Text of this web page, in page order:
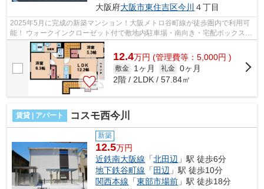
大阪府大阪市東住吉区今川 ４丁目
2025年5月に完成の新築マンション！大阪メトロ谷町線が徒歩圏内で利用可
能！ ウォークインクローゼット付で敷地内駐車場・南向き・宅配ボックス・
エアコン・ネット無料・追い焚き機能...
12.4万円 (管理費等：5,000円 )
敷金 1ヶ月 礼金 0ヶ月
2階 / 2LDK / 57.84㎡
賃貸 | アパート コスモ西今川
新築
12.5万円
近鉄南大阪線 「北田辺 」駅 徒歩6分
地下鉄谷町線 「 田辺 」駅 徒歩10分
関西本線 「東部市場前 」駅 徒歩18分